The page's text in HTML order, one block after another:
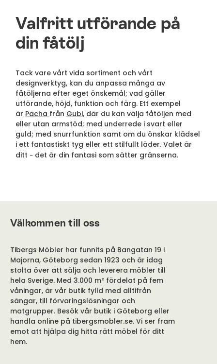
Valfritt utförande på
din fåtölj
Tack vare vårt vida sortiment och vårt
designverktyg, kan du anpassa många av
fåtöljerna efter eget önskemål; vad gäller
utförande, höjd, funktion och färg. Ett exempel
är Pacha från Gubi, där du kan välja fåtöljen med
eller utan armstöd; med underrede i svart eller
guld; med snurrfunktion samt om du önskar klädsel
i ett fantastiskt tyg eller ett stilfullt läder. Valet är
ditt – det är din fantasi som sätter gränserna.
Välkommen till oss
Tibergs Möbler har funnits på Bangatan 19 i
Majorna, Göteborg sedan 1923 och är idag
stolta över att sälja och leverera möbler till
hela Sverige. Med 3.000 m² fördelat på fem
våningar, är vår butik fylld med alltifrån
sängar, till förvaringslösningar och
matgrupper. Besök vår butik i Göteborg eller
handla online på tibergsmobler.se. Vi ser fram
emot att hjälpa dig hitta rätt möbel för ditt
hem.